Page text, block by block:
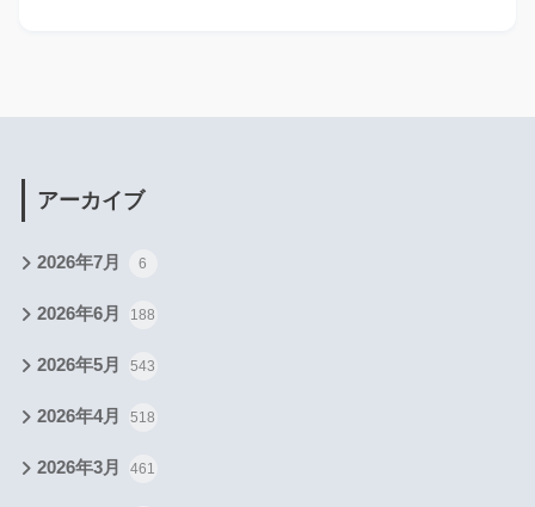
アーカイブ
2026年7月 6
2026年6月 188
2026年5月 543
2026年4月 518
2026年3月 461